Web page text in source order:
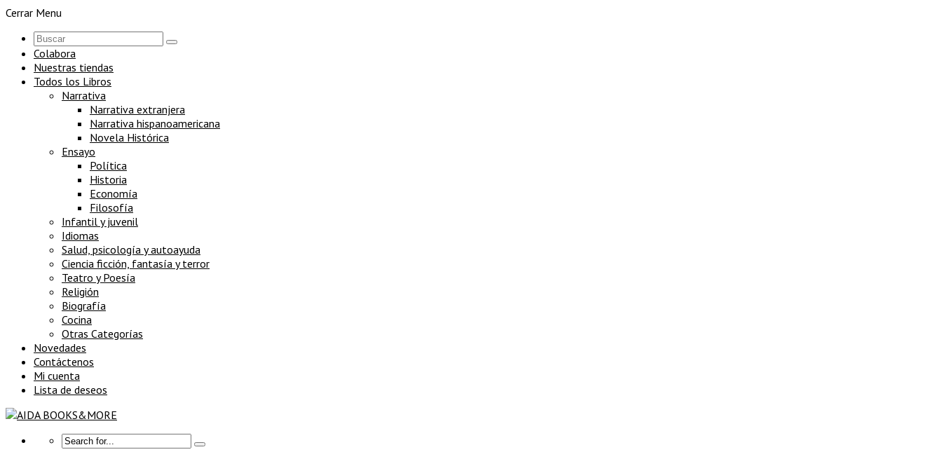
Cerrar Menu
Colabora
Nuestras tiendas
Todos los Libros
Narrativa
Narrativa extranjera
Narrativa hispanoamericana
Novela Histórica
Ensayo
Política
Historia
Economía
Filosofía
Infantil y juvenil
Idiomas
Salud, psicología y autoayuda
Ciencia ficción, fantasía y terror
Teatro y Poesía
Religión
Biografía
Cocina
Otras Categorías
Novedades
Contáctenos
Mi cuenta
Lista de deseos